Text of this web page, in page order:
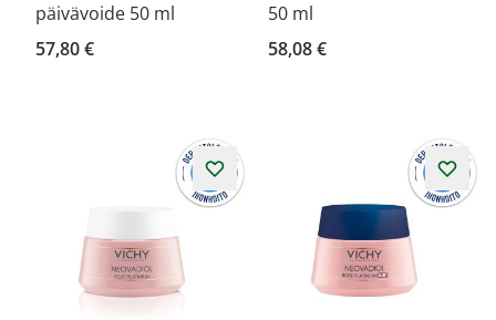
päivävoide 50 ml
57,80 €
50 ml
58,08 €